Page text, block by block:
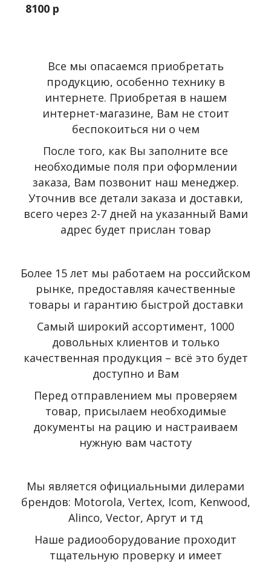
8100 р
Все мы опасаемся приобретать
продукцию, особенно технику в
интернете. Приобретая в нашем
интернет-магазине, Вам не стоит
беспокоиться ни о чем
После того, как Вы заполните все
необходимые поля при оформлении
заказа, Вам позвонит наш менеджер.
Уточнив все детали заказа и доставки,
всего через 2-7 дней на указанный Вами
адрес будет прислан товар
Более 15 лет мы работаем на российском
рынке, предоставляя качественные
товары и гарантию быстрой доставки
Самый широкий ассортимент, 1000
довольных клиентов и только
качественная продукция – всё это будет
доступно и Вам
Перед отправлением мы проверяем
товар, присылаем необходимые
документы на рацию и настраиваем
нужную вам частоту
Мы является официальными дилерами
брендов: Motorola, Vertex, Icom, Kenwood,
Alinco, Vector, Аргут и тд
Наше радиооборудование проходит
тщательную проверку и имеет